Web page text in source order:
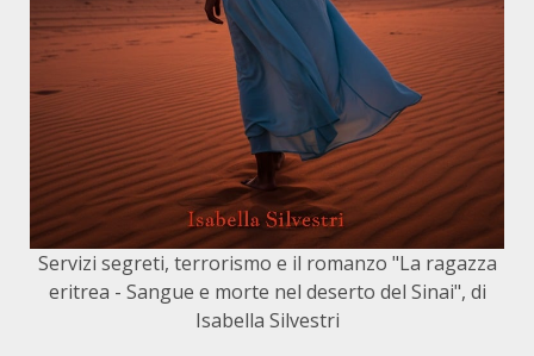
Servizi segreti, terrorismo e il romanzo "La ragazza
eritrea - Sangue e morte nel deserto del Sinai", di
Isabella Silvestri